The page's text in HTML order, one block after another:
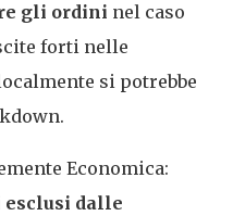
gli ordini nel caso
forti nelle
si potrebbe
Economica:
esclusi dalle